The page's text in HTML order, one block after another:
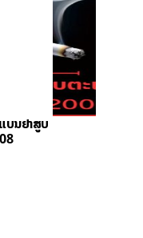
ບນຢາສູບ